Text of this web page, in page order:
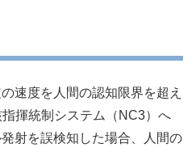
速度を人間の認知限界を超え
揮統制システム（NC3）へ
射を誤検知した場合、人間の